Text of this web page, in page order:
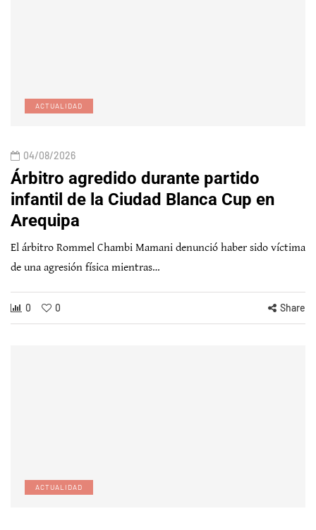
ACTUALIDAD
04/08/2026
Árbitro agredido durante partido
infantil de la Ciudad Blanca Cup en
Arequipa
El árbitro Rommel Chambi Mamani denunció haber sido víctima
de una agresión física mientras…
0 0 Share
ACTUALIDAD